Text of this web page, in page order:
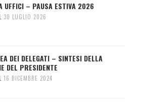
UFFICI – PAUSA ESTIVA 2026
30 LUGLIO 2026
DEI DELEGATI – SINTESI DELLA
DEL PRESIDENTE
16 DICEMBRE 2024